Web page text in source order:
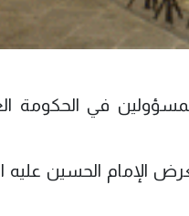
في الحكومة
الإمام الحسين عليه